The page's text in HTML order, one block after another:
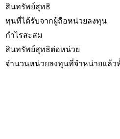
สินทรัพย์สุทธิ
ทุนที่ได้รับจากผู้ถือหน่วยลงทุน
กำไรสะสม
สินทรัพย์สุทธิต่อหน่วย
จำนวนหน่วยลงทุนที่จำหน่ายแล้